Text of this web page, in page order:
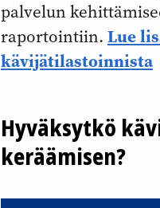
palvelun
raportointiin. Lue
kävijätilastoinnista
Hyväksytkö
keräämisen?